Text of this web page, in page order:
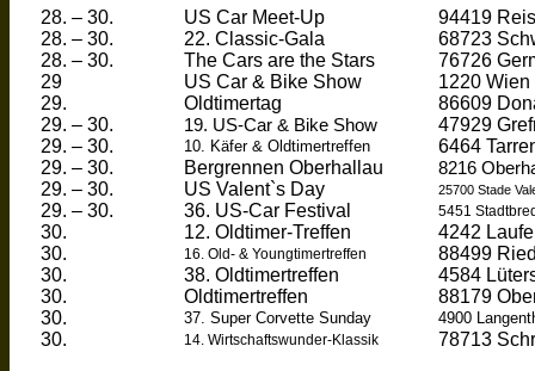
28. – 30. US Car Meet-Up 94419
28. – 30.
22. Classic-Gala 68723
28. – 30.
The Cars are the Stars 76726
29
US Car & Bike Show
1220 Wien
29.
Oldtimertag 86609
29. – 30.
19. US-Car & Bike Show
47929
29. – 30.
10. Käfer&Oldtimertreffen
6464
29. – 30.
Bergrennen Oberhallau 8216
29. – 30. US Valent`s Day 25700 Stade
29. – 30. 36. US-Car Festival 5451
30. 12.Oldtimer-Treffen 4242
30.
16. Old- &Youngtimertreffen 88499
30.
38.Oldtimertreffen 4584
30.
Oldtimertreffen
88179
30.
37. Super Corvette Sunday 4900
30. 14. Wirtschaftswunder-Klassik 78713